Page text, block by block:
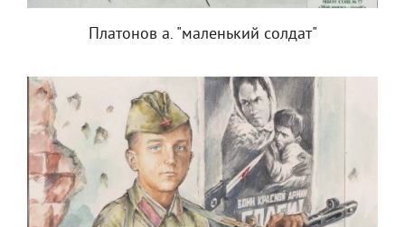
Платонов а. "маленький солдат"